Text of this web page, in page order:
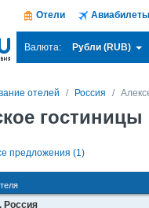
Отели Авиабилеты
Валюта: Рубли (RUB)
отелей Россия
гостиницы
предложения (1)